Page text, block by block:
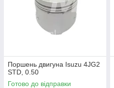
Поршень двигуна Isuzu 4JG2
STD, 0.50
Готово до відправки